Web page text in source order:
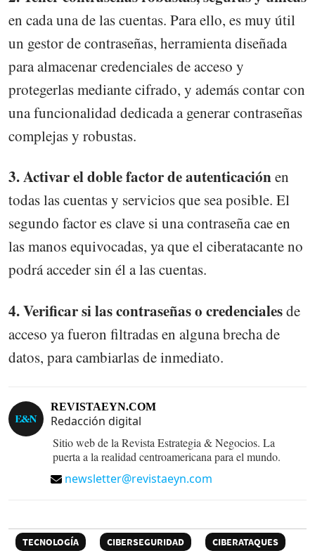
en cada una de las cuentas. Para ello, es muy útil
un gestor de contraseñas, herramienta diseñada
para almacenar credenciales de acceso y
protegerlas mediante cifrado, y además contar con
una funcionalidad dedicada a generar contraseñas
complejas y robustas.
3. Activar el doble factor de autenticaciónen
todas las cuentas y servicios que sea posible. El
segundo factor es clave si una contraseña cae en
las manos equivocadas, ya que el ciberatacante no
podrá acceder sin él a las cuentas.
4. Verificar si las contraseñas o credencialesde
acceso ya fueron filtradas en alguna brecha de
datos, para cambiarlas de inmediato.
REVISTAEYN.COM
Redacción digital
Sitio web de la Revista Estrategia & Negocios. La
puerta a la realidad centroamericana para el mundo.
newsletter@revistaeyn.com
TECNOLOGÍA CIBERSEGURIDAD
CIBERATAQUES